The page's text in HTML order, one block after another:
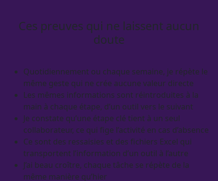
Ces preuves qui ne laissent aucun
doute
Quotidiennement ou chaque semaine, je répète le
même geste qui ne crée aucune valeur directe
Les mêmes informations sont réintroduites à la
main à chaque étape, d’un outil vers le suivant
Je constate qu’une étape clé tient à un seul
collaborateur, ce qui fige l’activité en cas d’absence
Ce sont des ressaisies et des fichiers Excel qui
transportent l’information d’un outil à l’autre
J’ai beau croître, chaque tâche se répète de la
même manière qu’hier